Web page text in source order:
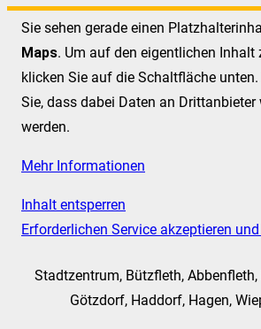
Sie sehen gerade einen
Maps. Um auf den eigentlichen Inhalt
klicken Sie auf die Schaltfläche
Sie, dass dabei Daten an Drittanbieter
werden.
Mehr Informationen
Inhalt entsperren
Erforderlichen Service akzeptieren
Stadtzentrum, Bützfleth,
Götzdorf, Haddorf, Hagen,